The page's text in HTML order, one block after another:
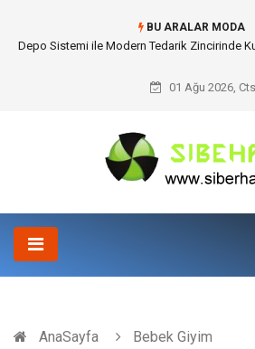
BU ARALAR MODA
Akrilik Boyama Seti ile Evinizde Dijitalden Uzak
01 Ağu 2026, Cts
AnaSayfa
Bebek Giyim